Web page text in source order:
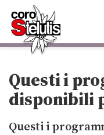
content
Questi i
disponibili
Questi i